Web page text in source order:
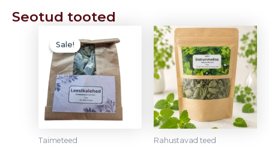
Seotud tooted
Sale!
Sale!
Taimeteed
hind
oli:
3,00 €.
price
is:
1,50 €.
Rahustavad teed
Price
range:
1,25 €
through
3,00 €
product
has
multiple
variants.
options